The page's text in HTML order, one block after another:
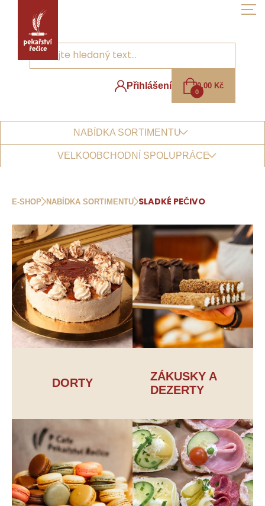
Přihlášení
0
0,00 Kč
NABÍDKA SORTIMENTU
VELKOOBCHODNÍ SPOLUPRÁCE
E-SHOP NABÍDKA SORTIMENTU SLADKÉ PEČIVO
DORTY
ZÁKUSKY A
DEZERTY